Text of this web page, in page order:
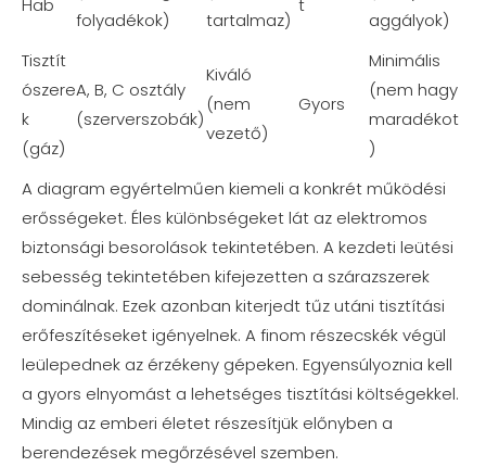
Hab
folyadékok)
tartalmaz)
t
aggályok)
Tisztít
ószere
k
(gáz)
A, B, C osztály
(szerverszobák)
Kiváló
(nem
vezető)
Gyors
Minimális
(nem hagy
maradékot
)
A diagram egyértelműen kiemeli a konkrét működési
erősségeket. Éles különbségeket lát az elektromos
biztonsági besorolások tekintetében. A kezdeti leütési
sebesség tekintetében kifejezetten a szárazszerek
dominálnak. Ezek azonban kiterjedt tűz utáni tisztítási
erőfeszítéseket igényelnek. A finom részecskék végül
leülepednek az érzékeny gépeken. Egyensúlyoznia kell
a gyors elnyomást a lehetséges tisztítási költségekkel.
Mindig az emberi életet részesítjük előnyben a
berendezések megőrzésével szemben.